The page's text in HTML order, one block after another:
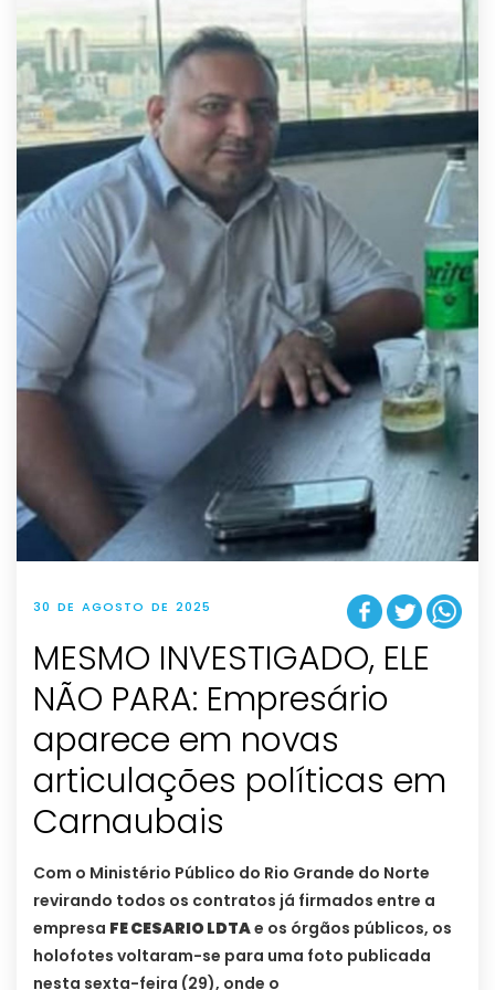
30 DE AGOSTO DE 2025
MESMO INVESTIGADO, ELE
NÃO PARA: Empresário
aparece em novas
articulações políticas em
Carnaubais
Com o Ministério Público do Rio Grande do Norte
revirando todos os contratos já firmados entre a
empresa FE CESARIO LDTAe os órgãos públicos, os
holofotes voltaram-se para uma foto publicada
nesta sexta-feira (29), onde o